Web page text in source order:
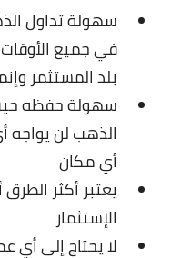
سهولة تداول
في جميع
بلد المستثمر
سهولة حفظه
الذهب لن
أي مكان
يعتبر أكثر
الإستثمار
لا يحتاج إلى أي